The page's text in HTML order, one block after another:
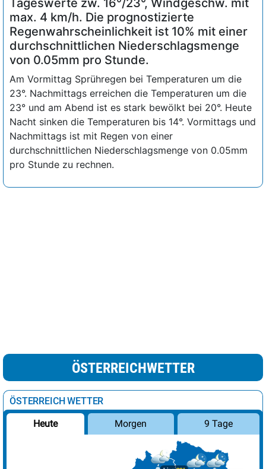
max. 4 km/h. Die prognostizierte
Regenwahrscheinlichkeit ist 10% mit einer
durchschnittlichen Niederschlagsmenge
von 0.05mm pro Stunde.
Am Vormittag Sprühregen bei Temperaturen um die
23°. Nachmittags erreichen die Temperaturen um die
23° und am Abend ist es stark bewölkt bei 20°. Heute
Nacht sinken die Temperaturen bis 14°. Vormittags und
Nachmittags ist mit Regen von einer
durchschnittlichen Niederschlagsmenge von 0.05mm
pro Stunde zu rechnen.
ÖSTERREICHWETTER
ÖSTERREICH WETTER
Heute Morgen 9 Tage